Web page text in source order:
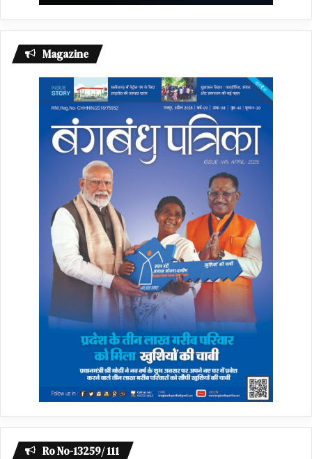
Magazine
Ro No-13259/ 111